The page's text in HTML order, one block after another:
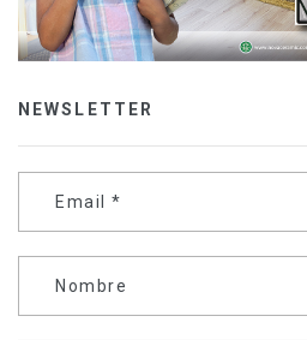
NEWSLETTER
Email *
Nombre